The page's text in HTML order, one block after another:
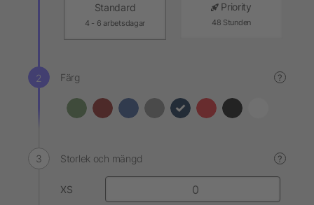
Standard
4 - 6 arbetsdagar
Priority
48 Stunden
Färg ?
Storlek och mängd ?
XS